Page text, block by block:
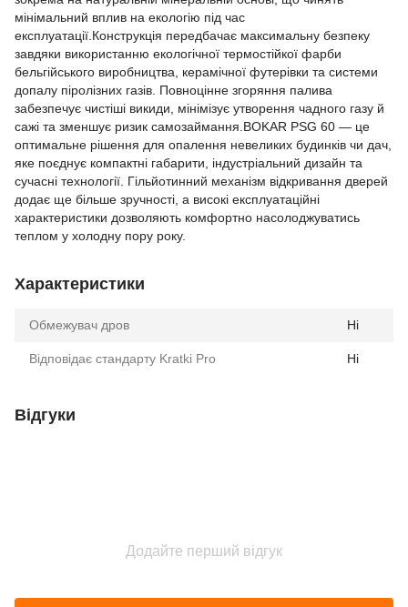
мінімальний вплив на екологію під час
експлуатації.Конструкція передбачає максимальну безпеку
завдяки використанню екологічної термостійкої фарби
бельгійського виробництва, керамічної футерівки та системи
допалу піролізних газів. Повноцінне згоряння палива
забезпечує чистіші викиди, мінімізує утворення чадного газу й
сажі та зменшує ризик самозаймання.BOKAR PSG 60 — це
оптимальне рішення для опалення невеликих будинків чи дач,
яке поєднує компактні габарити, індустріальний дизайн та
сучасні технології. Гільйотинний механізм відкривання дверей
додає ще більше зручності, а високі експлуатаційні
характеристики дозволяють комфортно насолоджуватись
теплом у холодну пору року.
Характеристики
Обмежувач дров Ні
Відповідає стандарту Kratki Pro Ні
Відгуки
Додайте перший відгук